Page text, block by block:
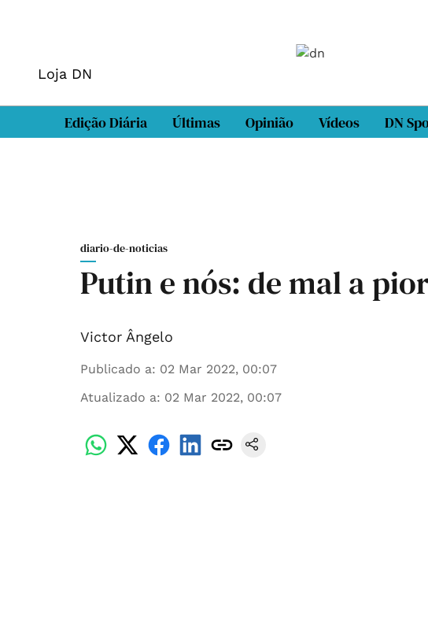
Loja DN
Edição Diária Últimas Opinião Vídeos DN
diario-de-noticias
Putin e nós: de mal a
Victor Ângelo
Publicado a: 02 Mar 2022, 00:07
Atualizado a: 02 Mar 2022, 00:07